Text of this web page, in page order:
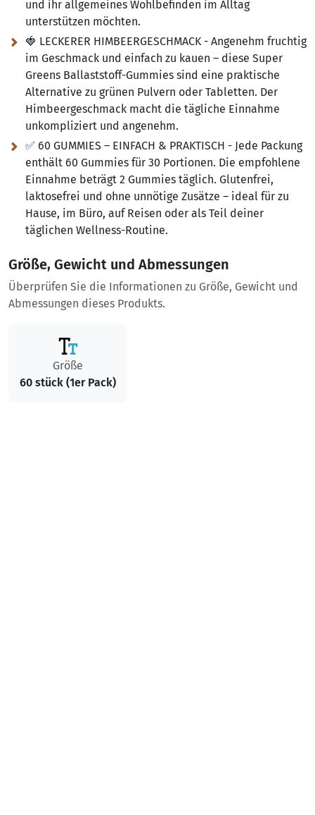
und ihr allgemeines Wohlbefinden im Alltag
unterstützen möchten.
🍓 LECKERER HIMBEERGESCHMACK - Angenehm fruchtig
im Geschmack und einfach zu kauen – diese Super
Greens Ballaststoff-Gummies sind eine praktische
Alternative zu grünen Pulvern oder Tabletten. Der
Himbeergeschmack macht die tägliche Einnahme
unkompliziert und angenehm.
✅ 60 GUMMIES – EINFACH & PRAKTISCH - Jede Packung
enthält 60 Gummies für 30 Portionen. Die empfohlene
Einnahme beträgt 2 Gummies täglich. Glutenfrei,
laktosefrei und ohne unnötige Zusätze – ideal für zu
Hause, im Büro, auf Reisen oder als Teil deiner
täglichen Wellness-Routine.
Größe, Gewicht und Abmessungen
Überprüfen Sie die Informationen zu Größe, Gewicht und
Abmessungen dieses Produkts.
Größe
60 stück (1er Pack)